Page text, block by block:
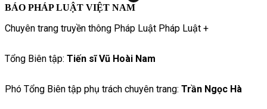
BÁO PHÁP LUẬT VIỆT NAM
Chuyên trang truyền thông Pháp Luật Pháp Luật +
Tổng Biên tập: Tiến sĩ Vũ Hoài Nam
Phó Tổng Biên tập phụ trách chuyên trang: Trần Ngọc Hà